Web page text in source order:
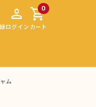
person
ログイン
0
shopping_cart
カート
ム